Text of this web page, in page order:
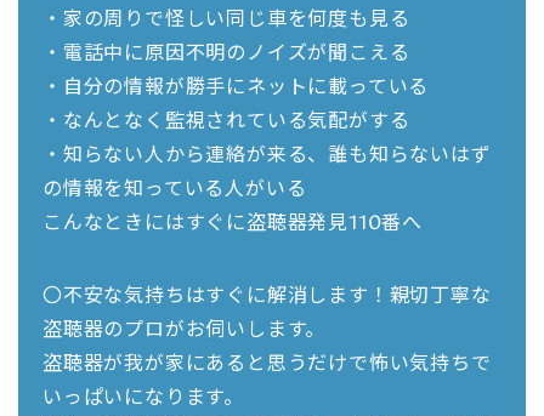
・家の周りで怪しい同じ車を何度も見る
・電話中に原因不明のノイズが聞こえる
・自分の情報が勝手にネットに載っている
・なんとなく監視されている気配がする
・知らない人から連絡が来る、誰も知らないはず
の情報を知っている人がいる
こんなときにはすぐに盗聴器発見110番へ
〇不安な気持ちはすぐに解消します！親切丁寧な
盗聴器のプロがお伺いします。
盗聴器が我が家にあると思うだけで怖い気持ちで
いっぱいになります。